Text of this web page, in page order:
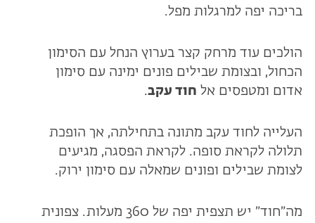
בריכה יפה למרגלות מפל.
הולכים עוד מרחק קצר בערוץ הנחל עם הסימון
הכחול, ובצומת שבילים פונים ימינה עם סימון
אדום ומטפסים אל חוד עקב.
העלייה לחוד עקב מתונה בתחילתה, אך הופכת
תלולה לקראת סופה. לקראת הפסגה, מגיעים
לצומת שבילים ופונים שמאלה עם סימון ירוק.
מה״חוד״ יש תצפית יפה של 360 מעלות. צפונית